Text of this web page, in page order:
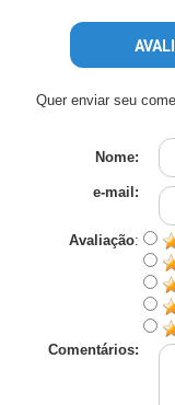
Quer enviar seu
Nome:
e-mail:
Avaliação:
Comentários: